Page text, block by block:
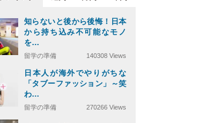
知らないと後から後悔！日本
から持ち込み不可能なモノ
を…
留学の準備 140308 Views
日本人が海外でやりがちな
「タブーファッション」～笑
わ…
留学の準備 270266 Views